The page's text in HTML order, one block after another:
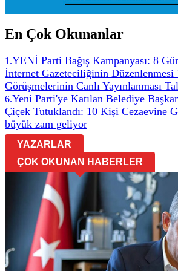
En Çok Okunanlar
1 .YENİ Parti Bağış Kampanyası: 8
İnternet Gazeteciliğinin Düzenlenmesi
Görüşmelerinin Canlı Yayınlanması
6.Yeni Parti'ye Katılan Belediye
Çiçek Tutuklandı: 10 Kişi Cezaevine
büyük zam geliyor
YAZARLAR
ÇOK OKUNAN HABERLER